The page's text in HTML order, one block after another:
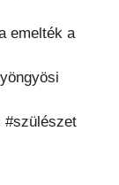
emelték a
#szülészet